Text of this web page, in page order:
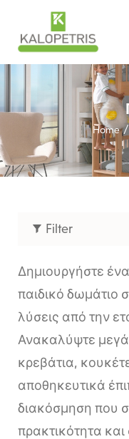
Home /
Filter
Δημιουργήστε
παιδικό δωμάτιο
λύσεις από την
Ανακαλύψτε
κρεβάτια,
αποθηκευτικά
διακόσμηση που
πρακτικότητα